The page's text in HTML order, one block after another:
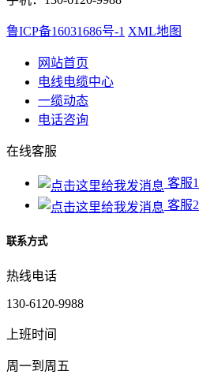
鲁ICP备16031686号-1 XML地图
网站首页
电线电缆中心
一缆动态
电话咨询
在线客服
客服1
客服2
联系方式
热线电话
130-6120-9988
上班时间
周一到周五